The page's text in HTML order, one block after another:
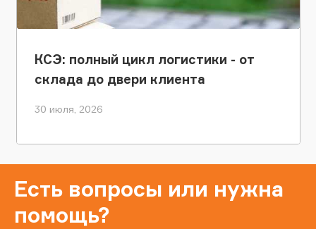
КСЭ: полный цикл логистики - от
склада до двери клиента
30 июля, 2026
Есть вопросы или нужна
помощь?